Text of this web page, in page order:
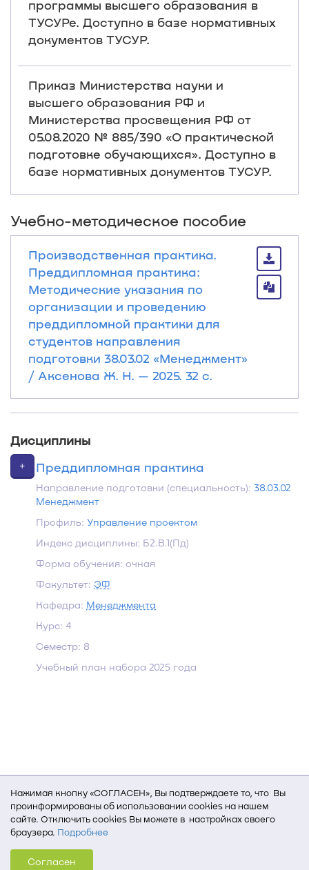
Нажимая кнопку «СОГЛАСЕН», Вы подтверждаете то, что Вы
проинформированы об использовании cookies на нашем
сайте. Отключить cookies Вы можете в настройках своего
браузера. Подробнее
Для того, чтобы мы могли качественно предоставить Вам
услуги, мы используем cookies, которые сохраняются
Согласен
программы высшего образования в
ТУСУРе. Доступно в базе нормативных
документов ТУСУР.
Приказ Министерства науки и
высшего образования РФ и
Министерства просвещения РФ от
05.08.2020 № 885/390 «О практической
подготовке обучающихся». Доступно в
базе нормативных документов ТУСУР.
Учебно-методическое пособие
Производственная практика.
Преддипломная практика:
Методические указания по
организации и проведению
преддипломной практики для
студентов направления
подготовки 38.03.02 «Менеджмент»
/ Аксенова Ж. Н. — 2025. 32 с.
Дисциплины
+ Преддипломная практика
Направление подготовки (специальность):38.03.02
Менеджмент
Профиль:Управление проектом
Индекс дисциплины: Б2.В.1(Пд)
Форма обучения: очная
Факультет: ЭФ
Кафедра: Менеджмента
Курс: 4
Семестр: 8
Учебный план набора 2025 года